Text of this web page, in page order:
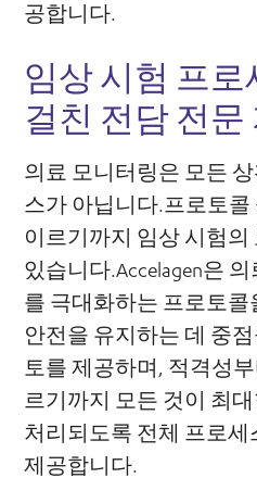
공합니다.
임상 시험 프로
걸친 전담 전문
의료 모니터링은 모든 상
스가 아닙니다.프로토콜
이르기까지 임상 시험의
있습니다.Accelagen은
를 극대화하는 프로토콜
안전을 유지하는 데 중
토를 제공하며, 적격성
르기까지 모든 것이 최
처리되도록 전체 프로
제공합니다.